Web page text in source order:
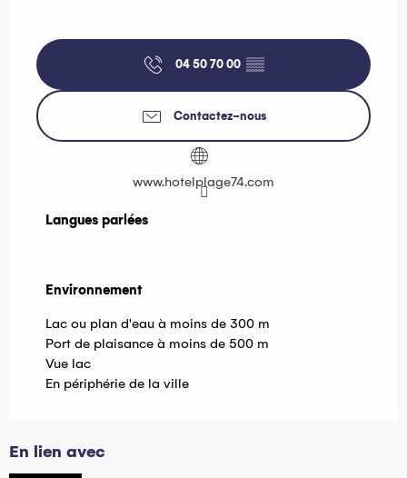
04 50 70 00 ▒▒
Contactez-nous
www.hotelplage74.com
Langues parlées
Langues parlées
Environnement
Environnement
Lac ou plan d'eau à moins de 300 m
Port de plaisance à moins de 500 m
Vue lac
En périphérie de la ville
En lien avec